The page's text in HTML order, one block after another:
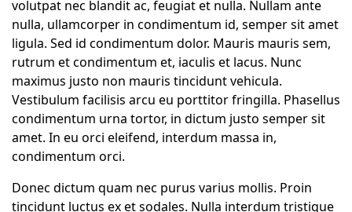
volutpat nec blandit ac, feugiat et nulla. Nullam ante
nulla, ullamcorper in condimentum id, semper sit amet
ligula. Sed id condimentum dolor. Mauris mauris sem,
rutrum et condimentum et, iaculis et lacus. Nunc
maximus justo non mauris tincidunt vehicula.
Vestibulum facilisis arcu eu porttitor fringilla. Phasellus
condimentum urna tortor, in dictum justo semper sit
amet. In eu orci eleifend, interdum massa in,
condimentum orci.
Donec dictum quam nec purus varius mollis. Proin
tincidunt luctus ex et sodales. Nulla interdum tristique